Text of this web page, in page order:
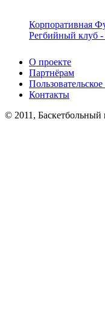
Корпоративная
Регбийный клуб -
О проекте
Партнёрам
Контакты
© 2011,